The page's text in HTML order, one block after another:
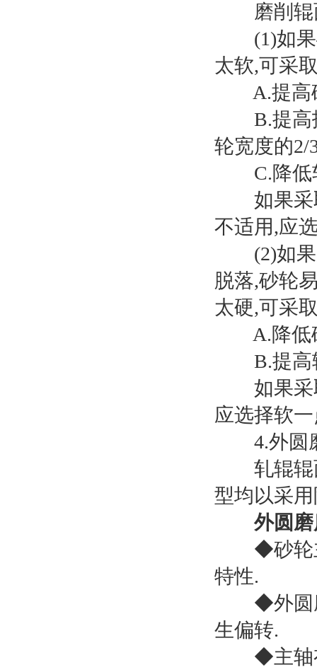
磨削辊
(1)如果
太软,可采
A.提高
B.提高拖
轮宽度的2/
C.降低
如果采取
不适用,应
(2)如果
脱落,砂轮
太硬,可采
A.降低
B.提高
如果采取
应选择软
4.外圆磨
轧辊辊面
型均以采
外圆
◆砂轮主
特性.
◆外圆磨
生偏转.
◆主轴有